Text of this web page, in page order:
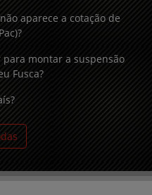
aparece a cotação de
montar a suspensão
Fusca?